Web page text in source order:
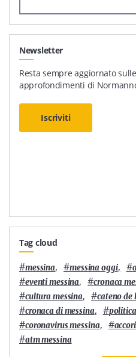
Newsletter
Resta sempre aggiornato
approfondimenti di
Iscriviti
Tag cloud
#messina, #messina oggi, #
#eventi messina, #cronaca
#cultura messina, #cateno de
#cronaca di messina, #
#coronavirus messina, #
#atm messina